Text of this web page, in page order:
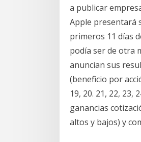
a publicar
Apple presentará
primeros 11 días
podía ser de otra
anuncian sus
(beneficio por
19, 20. 21, 22, 23,
ganancias
altos y bajos) y